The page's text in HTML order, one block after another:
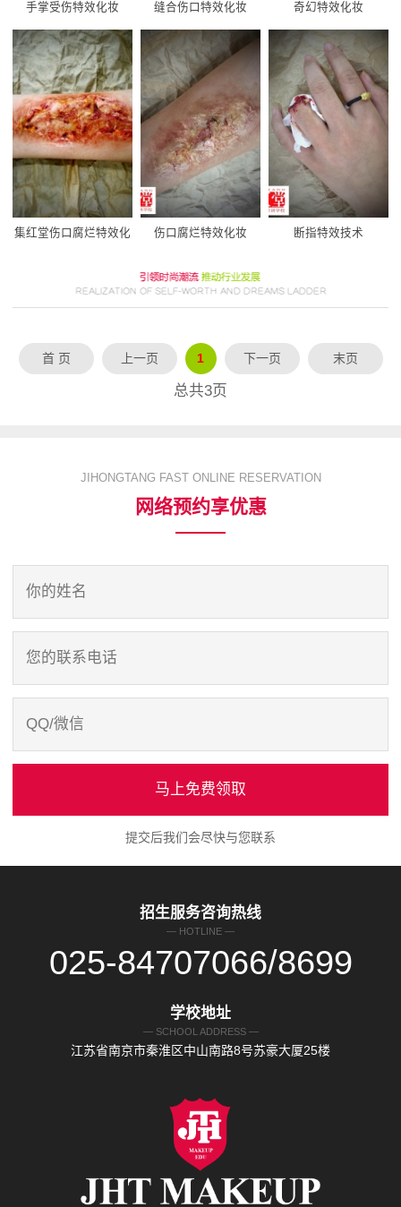
手掌受伤特效化妆 缝合伤口特效化妆 奇幻特效化妆
集红堂伤口腐烂特效化
伤口腐烂特效化妆 断指特效技术
首 页 上一页 1 下一页 末页
总共3页
JIHONGTANG FAST ONLINE RESERVATION
网络预约享优惠
马上免费领取
提交后我们会尽快与您联系
招生服务咨询热线
— HOTLINE —
025-84707066/8699
学校地址
— SCHOOL ADDRESS —
江苏省南京市秦淮区中山南路8号苏豪大厦25楼